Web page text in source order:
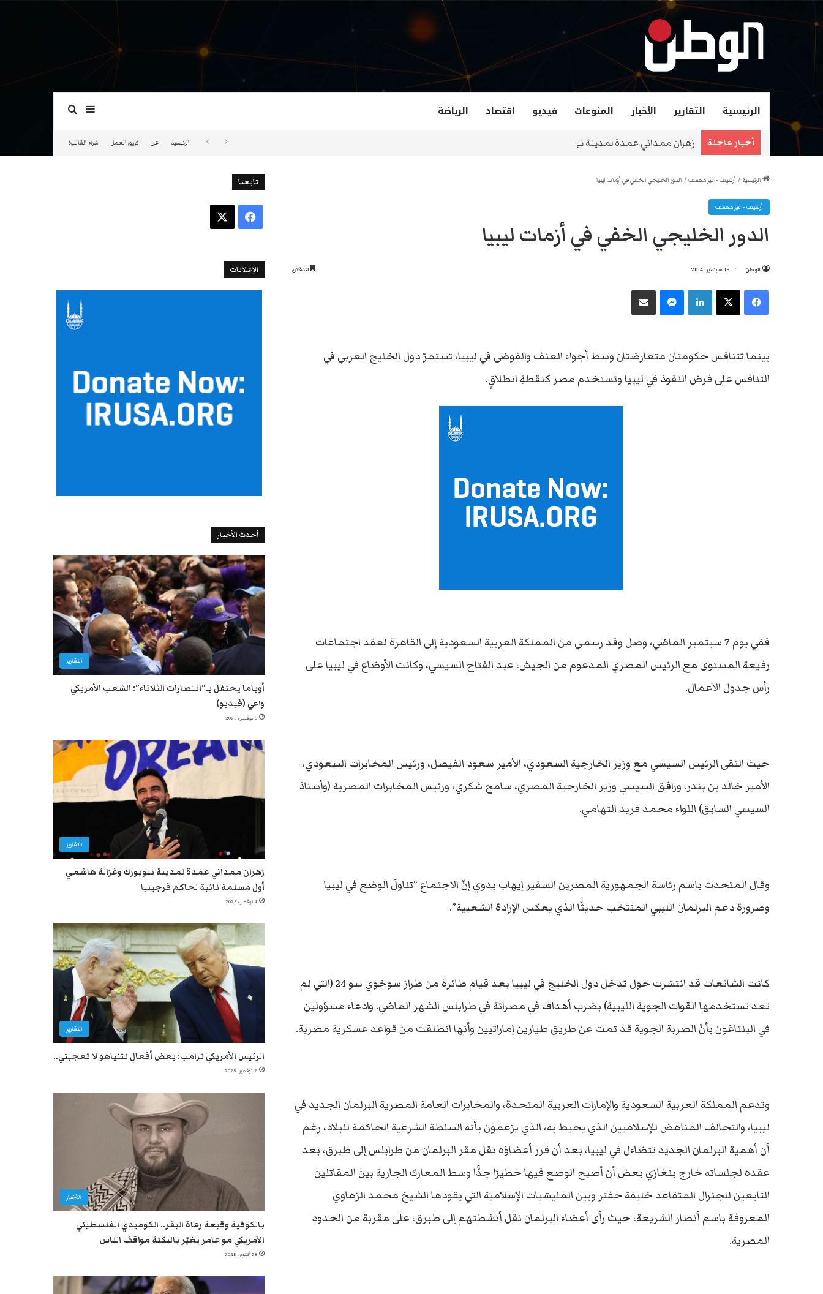
الرئيسية التقارير الأخبار المنوعات فيديو اقتصاد الرياضة إضافة عمود جانبي
بحث عن
أخبار عاجلة زهران ممداني عمدة لمدينة نيويورك وغزالة هاشمي أول مسلمة نائبة لحاكم فرجينيا الرئيسية عن فريق العمل شراء القالب!
الرئيسية / أرشيف - غير مصنف/ الدور الخليجي الخفي في أزمات ليبيا
أرشيف - غير مصنف
الدور الخليجي الخفي في أزمات ليبيا
الوطن 18 سبتمبر، 2014
فيسبوك ‫X لينكدإن ماسنجر مشاركة عبر البريد
بينما تتنافس حكومتان متعارضتان وسط أجواء العنف والفوضى في ليبيا، تستمرّ دول الخليج العربي في
التنافس على فرض النفوذ في ليبيا وتستخدم مصر كنقطةِ انطلاقٍ.
ففي يوم 7 سبتمبر الماضي، وصل وفد رسمي من المملكة العربية السعودية إلى القاهرة لعقد اجتماعات
رفيعة المستوى مع الرئيس المصري المدعوم من الجيش، عبد الفتاح السيسي، وكانت الأوضاع في ليبيا على
رأس جدول الأعمال.
حيث التقى الرئيس السيسي مع وزير الخارجية السعودي، الأمير سعود الفيصل، ورئيس المخابرات السعودي،
الأمير خالد بن بندر. ورافق السيسي وزير الخارجية المصري، سامح شكري، ورئيس المخابرات المصرية (وأستاذ
السيسي السابق) اللواء محمد فريد التهامي.
وقال المتحدث باسم رئاسة الجمهورية المصرين السفير إيهاب بدوي إنّ الاجتماع “تناولَ الوضع في ليبيا
وضرورة دعم البرلمان الليبي المنتخب حديثًا الذي يعكس الإرادة الشعبية”.
كانت الشائعات قد انتشرت حول تدخل دول الخليج في ليبيا بعد قيام طائرة من طراز سوخوي سو 24 (التي لم
تعد تستخدمها القوات الجوية الليبية) بضرب أهداف في مصراتة في طرابلس الشهر الماضي. وادعاء مسؤولين
في البنتاغون بأنّ الضربة الجوية قد تمت عن طريق طيارين إماراتيين وأنها انطلقت من قواعد عسكرية مصرية.
وتدعم المملكة العربية السعودية والإمارات العربية المتحدة، والمخابرات العامة المصرية البرلمان الجديد في
ليبيا، والتحالف المناهض للإسلاميين الذي يحيط به، الذي يزعمون بأنه السلطة الشرعية الحاكمة للبلاد، رغم
أن أهمية البرلمان الجديد تتضاءل في ليبيا، بعد أن قرر أعضاؤه نقل مقر البرلمان من طرابلس إلى طبرق، بعد
عقده لجلساته خارج بنغازي بعض أن أصبح الوضع فيها خطيرًا جدًّا وسط المعارك الجارية بين المقاتلين
التابعين للجنرال المتقاعد خليفة حفتر وبين المليشيات الإسلامية التي يقودها الشيخ محمد الزهاوي
المعروفة باسم أنصار الشريعة، حيث رأى أعضاء البرلمان نقل أنشطتهم إلى طبرق، على مقربة من الحدود
المصرية.
تابعنا
فيسبوك
الإعلانات
أحدث الأخبار
التقارير
أوباما يحتفل بـ”انتصارات الثلاثاء”: الشعب الأمريكي
واعي (فيديو)
6 نوفمبر، 2025
التقارير
زهران ممداني عمدة لمدينة نيويورك وغزالة هاشمي
أول مسلمة نائبة لحاكم فرجينيا
4 نوفمبر، 2025
التقارير
الرئيس الأمريكي ترامب: بعض أفعال نتنياهو لا تعجبني..
2 نوفمبر، 2025
الأخبار
بالكوفية وقبعة رعاة البقر.. الكوميدي الفلسطيني
الأمريكي مو عامر يغيّر بالنكتة مواقف الناس
28 أكتوبر، 2025